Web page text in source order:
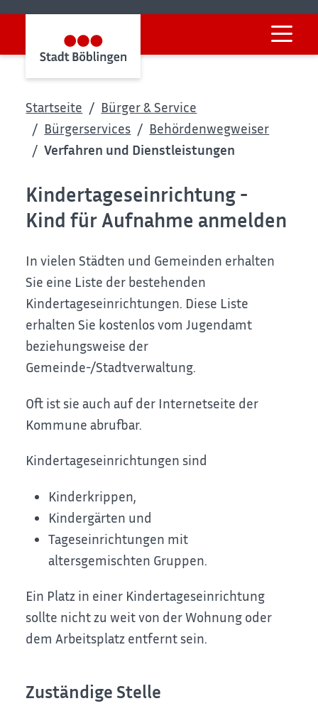
Startseite
Bürger & Service
Bürgerservices
Behördenwegweiser
Verfahren und Dienstleistungen
Kindertageseinrichtung -
Kind für Aufnahme anmelden
In vielen Städten und Gemeinden erhalten
Sie eine Liste der bestehenden
Kindertageseinrichtungen. Diese Liste
erhalten Sie kostenlos vom Jugendamt
beziehungsweise der
Gemeinde-/Stadtverwaltung.
Oft ist sie auch auf der Internetseite der
Kommune abrufbar.
Kindertageseinrichtungen sind
Kinderkrippen,
Kindergärten und
Tageseinrichtungen mit
altersgemischten Gruppen.
Ein Platz in einer Kindertageseinrichtung
sollte nicht zu weit von der Wohnung oder
dem Arbeitsplatz entfernt sein.
Zuständige Stelle